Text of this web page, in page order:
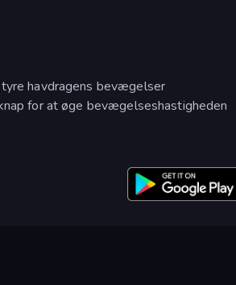
havdragens bevægelser
for at øge bevægelseshastigheden